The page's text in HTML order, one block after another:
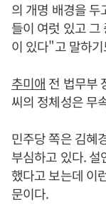
의 개명 배경을
들이 여럿 있고 그
이 있다"고 말하
추미애 전 법무부
씨의 정체성은 무
민주당 쪽은 김혜
부심하고 있다. 설
했다고 보는데 이
문이다.